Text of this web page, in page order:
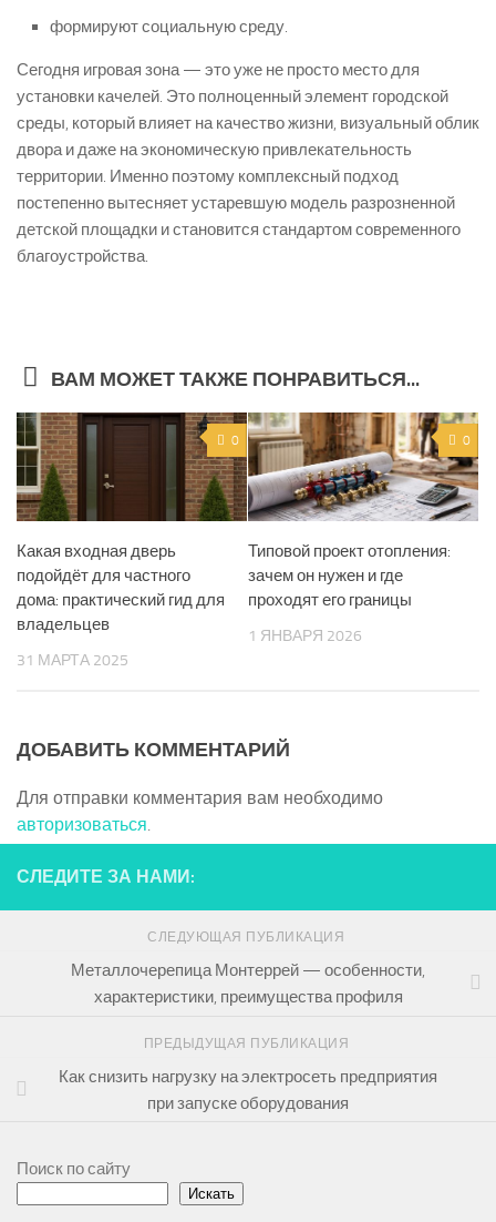
формируют социальную среду.
Сегодня игровая зона — это уже не просто место для
установки качелей. Это полноценный элемент городской
среды, который влияет на качество жизни, визуальный облик
двора и даже на экономическую привлекательность
территории. Именно поэтому комплексный подход
постепенно вытесняет устаревшую модель разрозненной
детской площадки и становится стандартом современного
благоустройства.
ВАМ МОЖЕТ ТАКЖЕ ПОНРАВИТЬСЯ...
0
Какая входная дверь
подойдёт для частного
дома: практический гид для
владельцев
31 МАРТА 2025
0
Типовой проект отопления:
зачем он нужен и где
проходят его границы
1 ЯНВАРЯ 2026
ДОБАВИТЬ КОММЕНТАРИЙ
Для отправки комментария вам необходимо
авторизоваться.
СЛЕДИТЕ ЗА НАМИ:
СЛЕДУЮЩАЯ ПУБЛИКАЦИЯ
Металлочерепица Монтеррей — особенности,
характеристики, преимущества профиля
ПРЕДЫДУЩАЯ ПУБЛИКАЦИЯ
Как снизить нагрузку на электросеть предприятия
при запуске оборудования
Поиск по сайту
Искать